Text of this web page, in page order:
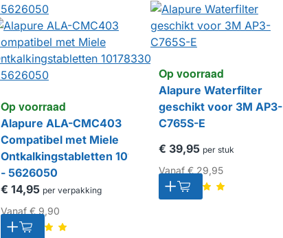
Op voorraad
​​​​​​​Alapure ALA-CMC403
Compatibel met Miele
Ontkalkingstabletten 10178330
- 5626050
€ 14,95 per verpakking
Vanaf€ 9,90
Op voorraad
Alapure Waterfilter
geschikt voor 3M AP3-
C765S-E
€ 39,95 per stuk
Vanaf€ 29,95